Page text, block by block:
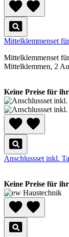
Mittelklemmenset
Mittelklemmenset
Mittelklemmen, 2
Keine Preise für
Anschlussset inkl.
Keine Preise für